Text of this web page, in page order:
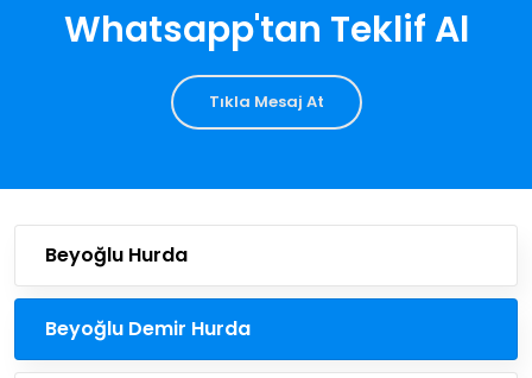
Whatsapp'tan Teklif Al
Tıkla Mesaj At
Beyoğlu Hurda
Beyoğlu Demir Hurda